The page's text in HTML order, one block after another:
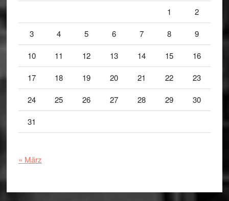
1 2
3 4 5 6 7 8 9
10 11 12 13 14 15 16
17 18 19 20 21 22 23
24 25 26 27 28 29 30
31
« März